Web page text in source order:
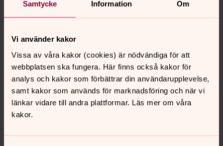
Samtycke Information Om
Vi använder kakor
Vissa av våra kakor (cookies) är nödvändiga för att
webbplatsen ska fungera. Här finns också kakor för
analys och kakor som förbättrar din användarupplevelse,
samt kakor som används för marknadsföring och när vi
länkar vidare till andra plattformar. Läs mer om våra
kakor.
Swisha gärna en slant till
musikverksamheten i Dalby församling.